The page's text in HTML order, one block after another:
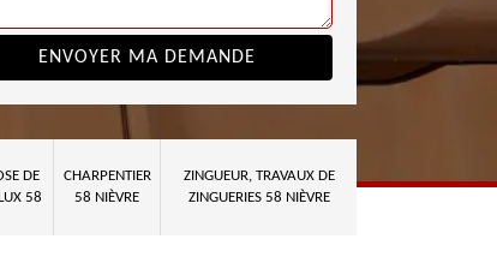
DE
58
CHARPENTIER
58 NIÈVRE
ZINGUEUR, TRAVAUX DE
ZINGUERIES 58 NIÈVRE